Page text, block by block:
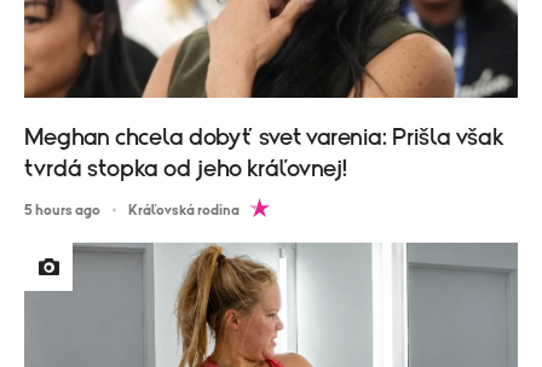
Meghan chcela dobyť svet varenia: Prišla však
tvrdá stopka od jeho kráľovnej!
5 hours ago Kráľovská rodina